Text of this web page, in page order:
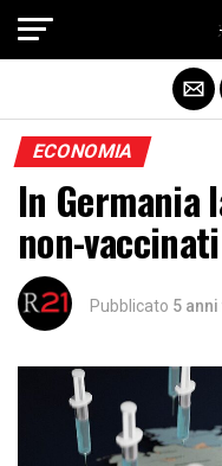
ECONOMIA
In Germania
non-
Pubblicato 5 anni